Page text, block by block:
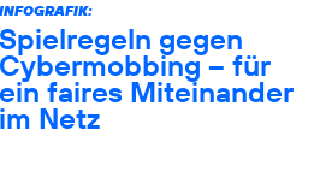
INFOGRAFIK:
Spielregeln gegen
Cybermobbing – für
ein faires Miteinander
im Netz